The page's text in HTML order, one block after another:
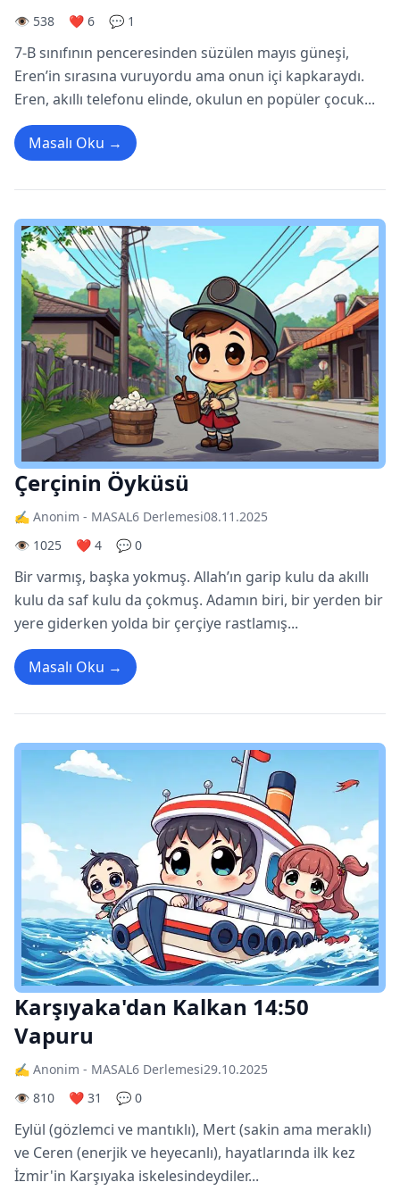
👁️ 538
❤️ 6 💬 1
7-B sınıfının penceresinden süzülen mayıs güneşi,
Eren’in sırasına vuruyordu ama onun içi kapkaraydı.
Eren, akıllı telefonu elinde, okulun en popüler çocuk...
Masalı Oku →
Çerçinin Öyküsü
✍️ Anonim - MASAL6 Derlemesi08.11.2025
👁️ 1025
❤️ 4 💬 0
Bir varmış, başka yokmuş. Allah’ın garip kulu da akıllı
kulu da saf kulu da çokmuş. Adamın biri, bir yerden bir
yere giderken yolda bir çerçiye rastlamış...
Masalı Oku →
Karşıyaka'dan Kalkan 14:50
Vapuru
✍️ Anonim - MASAL6 Derlemesi29.10.2025
👁️ 810
❤️ 31 💬 0
Eylül (gözlemci ve mantıklı), Mert (sakin ama meraklı)
ve Ceren (enerjik ve heyecanlı), hayatlarında ilk kez
İzmir'in Karşıyaka iskelesindeydiler...